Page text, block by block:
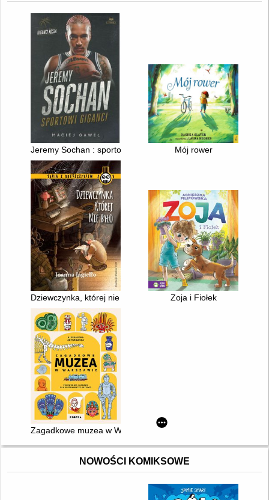
Jeremy Sochan : sportowi giganci Mój rower
Dziewczynka, której nie było Zoja i Fiołek
Zagadkowe muzea w Warszawie : przewodnik i zabawy dla
NOWOŚCI KOMIKSOWE